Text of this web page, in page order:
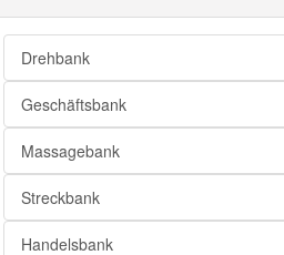
Drehbank
Geschäftsbank
Massagebank
Streckbank
Handelsbank